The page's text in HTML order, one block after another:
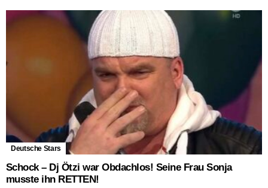
Deutsche Stars
Schock – Dj Ötzi war Obdachlos! Seine Frau Sonja
musste ihn RETTEN!